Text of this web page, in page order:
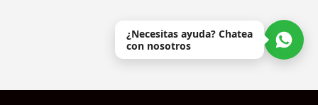
¿Necesitas ayuda? Chatea
con nosotros